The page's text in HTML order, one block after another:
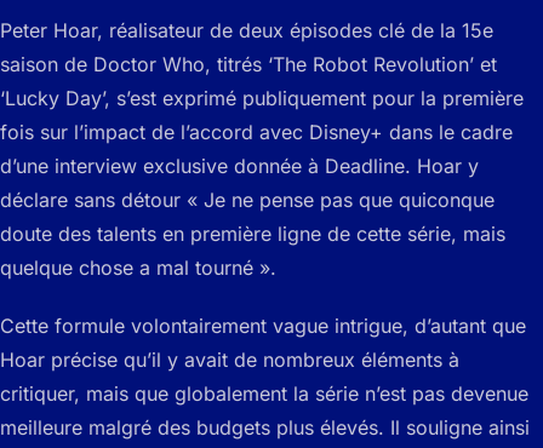
Peter Hoar, réalisateur de deux épisodes clé de la 15e
saison de Doctor Who, titrés ‘The Robot Revolution’ et
‘Lucky Day’, s’est exprimé publiquement pour la première
fois sur l’impact de l’accord avec Disney+ dans le cadre
d’une interview exclusive donnée à Deadline. Hoar y
déclare sans détour « Je ne pense pas que quiconque
doute des talents en première ligne de cette série, mais
quelque chose a mal tourné ».
Cette formule volontairement vague intrigue, d’autant que
Hoar précise qu’il y avait de nombreux éléments à
critiquer, mais que globalement la série n’est pas devenue
meilleure malgré des budgets plus élevés. Il souligne ainsi